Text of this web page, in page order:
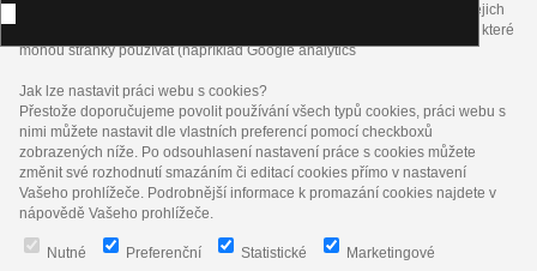
prohlížeči. Tyto informace běžně používají všechny webové stránky a jejich
procházením dochází k ukládání cookies. Pomocí partnerských skriptů, které
mohou stránky používat (například Google analytics
Jak lze nastavit práci webu s cookies?
Přestože doporučujeme povolit používání všech typů cookies, práci webu s
nimi můžete nastavit dle vlastních preferencí pomocí checkboxů
zobrazených níže. Po odsouhlasení nastavení práce s cookies můžete
změnit své rozhodnutí smazáním či editací cookies přímo v nastavení
Vašeho prohlížeče. Podrobnější informace k promazání cookies najdete v
nápovědě Vašeho prohlížeče.
Nutné Preferenční Statistické Marketingové